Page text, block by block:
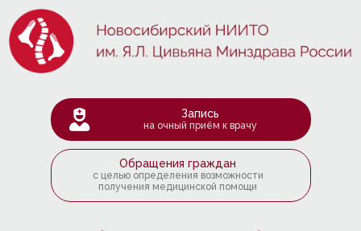
Запись
на очный приём к врачу
Обращения граждан
с целью определения возможности
получения медицинской помощи